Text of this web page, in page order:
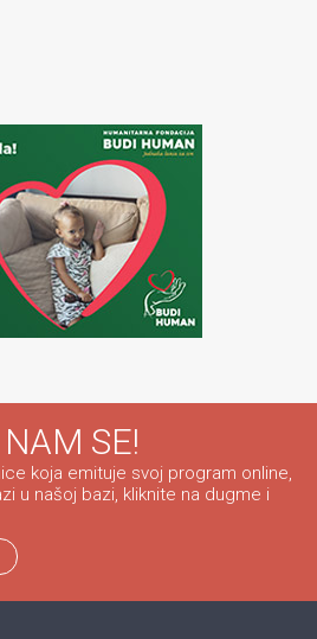
SE!
koja emituje svoj program online,
u našoj bazi, kliknite na dugme i